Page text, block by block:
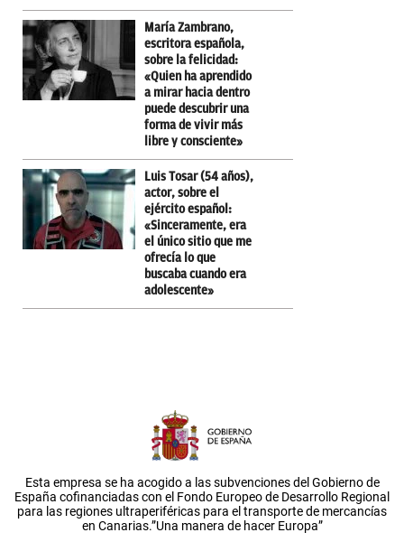
María Zambrano,
escritora española,
sobre la felicidad:
«Quien ha aprendido
a mirar hacia dentro
puede descubrir una
forma de vivir más
libre y consciente»
Luis Tosar (54 años),
actor, sobre el
ejército español:
«Sinceramente, era
el único sitio que me
ofrecía lo que
buscaba cuando era
adolescente»
Esta empresa se ha acogido a las subvenciones del Gobierno de
España cofinanciadas con el Fondo Europeo de Desarrollo Regional
para las regiones ultraperiféricas para el transporte de mercancías
en Canarias.”Una manera de hacer Europa”